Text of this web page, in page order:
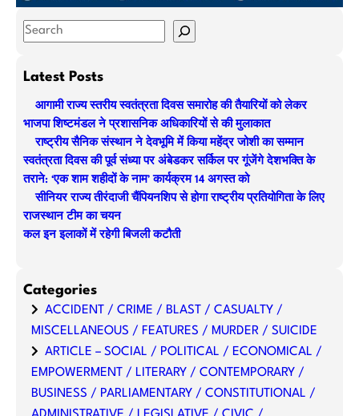
S
aLatest Posts
आगामी राज्य स्तरीय स्वतंत्रता दिवस समारोह की तैयारियों को लेकर
भाजपा शिष्टमंडल ने प्रशासनिक अधिकारियों से की मुलाकात
राष्ट्रीय सैनिक संस्थान ने देवभूमि में किया महेंद्र जोशी का सम्मान
स्वतंत्रता दिवस की पूर्व संध्या पर अंबेडकर सर्किल पर गूंजेंगे देशभक्ति के
तराने: ‘एक शाम शहीदों के नाम’ कार्यक्रम 14 अगस्त को
सीनियर राज्य तीरंदाजी चैंपियनशिप से होगा राष्ट्रीय प्रतियोगिता के लिए
राजस्थान टीम का चयन
कल इन इलाकों में रहेगी बिजली कटौती
Categories
ACCIDENT / CRIME / BLAST / CASUALTY /
MISCELLANEOUS / FEATURES / MURDER / SUICIDE
ARTICLE – SOCIAL / POLITICAL / ECONOMICAL /
EMPOWERMENT / LITERARY / CONTEMPORARY /
BUSINESS / PARLIAMENTARY / CONSTITUTIONAL /